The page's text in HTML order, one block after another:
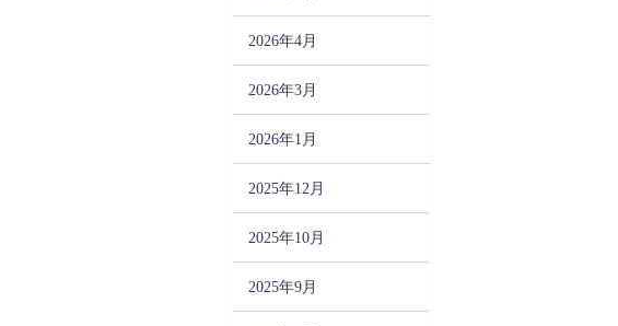
2026年4月
2026年3月
2026年1月
2025年12月
2025年10月
2025年9月